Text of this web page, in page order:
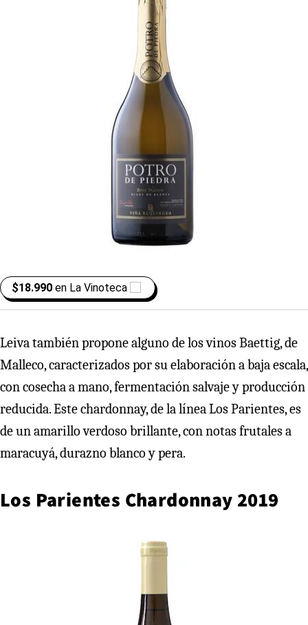
$18.990 en La Vinoteca
Leiva también propone alguno de los vinos Baettig, de
Malleco, caracterizados por su elaboración a baja escala,
con cosecha a mano, fermentación salvaje y producción
reducida. Este chardonnay, de la línea Los Parientes, es
de un amarillo verdoso brillante, con notas frutales a
maracuyá, durazno blanco y pera.
Los Parientes Chardonnay 2019